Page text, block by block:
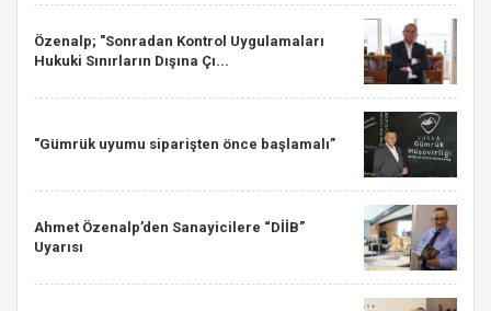
Özenalp; "Sonradan Kontrol Uygulamaları
Hukuki Sınırların Dışına Çı...
"Gümrük uyumu siparişten önce başlamalı”
Ahmet Özenalp’den Sanayicilere “DİİB”
Uyarısı